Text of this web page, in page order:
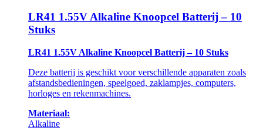
LR41 1.55V Alkaline Knoopcel Batterij – 10
Stuks
LR41 1.55V Alkaline Knoopcel Batterij – 10 Stuks
Deze batterij is geschikt voor verschillende apparaten zoals
afstandsbedieningen, speelgoed, zaklampjes, computers,
horloges en rekenmachines.
Materiaal:
Alkaline